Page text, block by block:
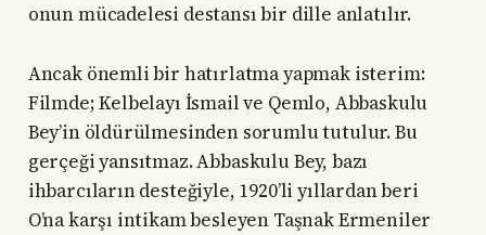
onun mücadelesi destansı bir dille anlatılır.
Ancak önemli bir hatırlatma yapmak isterim:
Filmde; Kelbelayı İsmail ve Qemlo, Abbaskulu
Bey’in öldürülmesinden sorumlu tutulur. Bu
gerçeği yansıtmaz. Abbaskulu Bey, bazı
ihbarcıların desteğiyle, 1920’li yıllardan beri
O’na karşı intikam besleyen Taşnak Ermeniler